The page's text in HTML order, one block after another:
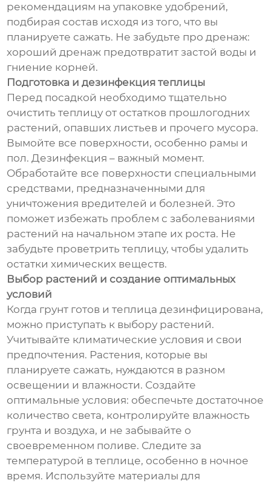
рекомендациям на упаковке удобрений,
подбирая состав исходя из того, что вы
планируете сажать. Не забудьте про дренаж:
хороший дренаж предотвратит застой воды и
гниение корней.
Подготовка и дезинфекция теплицы
Перед посадкой необходимо тщательно
очистить теплицу от остатков прошлогодних
растений, опавших листьев и прочего мусора.
Вымойте все поверхности, особенно рамы и
пол. Дезинфекция – важный момент.
Обработайте все поверхности специальными
средствами, предназначенными для
уничтожения вредителей и болезней. Это
поможет избежать проблем с заболеваниями
растений на начальном этапе их роста. Не
забудьте проветрить теплицу, чтобы удалить
остатки химических веществ.
Выбор растений и создание оптимальных
условий
Когда грунт готов и теплица дезинфицирована,
можно приступать к выбору растений.
Учитывайте климатические условия и свои
предпочтения. Растения, которые вы
планируете сажать, нуждаются в разном
освещении и влажности. Создайте
оптимальные условия: обеспечьте достаточное
количество света, контролируйте влажность
грунта и воздуха, и не забывайте о
своевременном поливе. Следите за
температурой в теплице, особенно в ночное
время. Используйте материалы для